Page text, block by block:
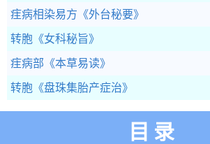
疰病相染易方 《外台秘要》
转胞 《女科秘旨》
疰病部 《本草易读》
转胞 《盘珠集胎产症治》
目录